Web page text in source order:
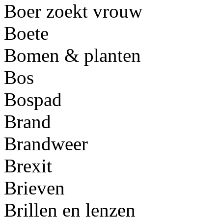
Boer zoekt vrouw
Boete
Bomen & planten
Bos
Bospad
Brand
Brandweer
Brexit
Brieven
Brillen en lenzen